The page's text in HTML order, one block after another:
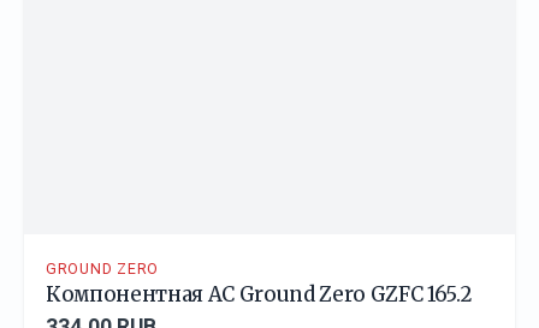
GROUND ZERO
Компонентная АС Ground Zero GZFC 165.2